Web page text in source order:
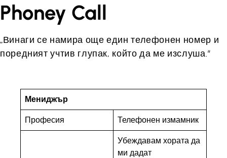
Phoney Call
„Винаги се намира още един телефонен номер и
поредният учтив глупак, който да ме изслуша.“
Мениджър
Професия Телефонен измамник
Убеждавам хората да
ми дадат